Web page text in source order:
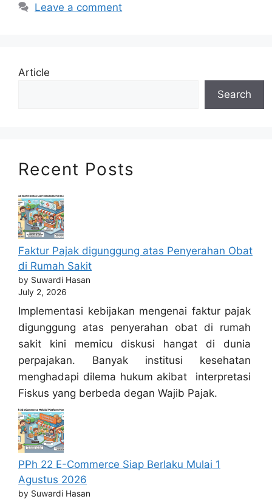
Leave a comment
Article
Search
Recent Posts
Faktur Pajak digunggung atas Penyerahan Obat
di Rumah Sakit
by Suwardi Hasan
July 2, 2026
Implementasi kebijakan mengenai faktur pajak
digunggung atas penyerahan obat di rumah
sakit kini memicu diskusi hangat di dunia
perpajakan. Banyak institusi kesehatan
menghadapi dilema hukum akibat interpretasi
Fiskus yang berbeda degan Wajib Pajak.
PPh 22 E-Commerce Siap Berlaku Mulai 1
Agustus 2026
by Suwardi Hasan